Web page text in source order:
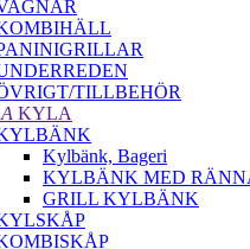
TILLBEHÖR
KYLA
Kylbänk, Bageri
KYLBÄNK MED
GRILL KYLBÄNK